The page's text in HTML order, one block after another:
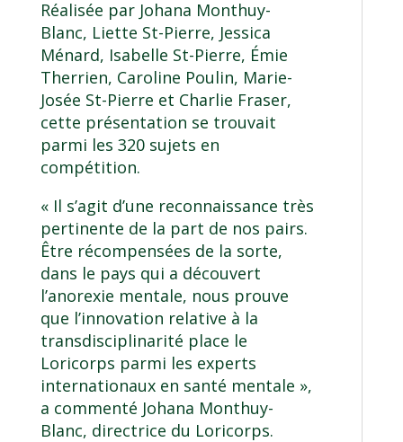
Réalisée par Johana Monthuy-
Blanc, Liette St-Pierre, Jessica
Ménard, Isabelle St-Pierre, Émie
Therrien, Caroline Poulin, Marie-
Josée St-Pierre et Charlie Fraser,
cette présentation se trouvait
parmi les 320 sujets en
compétition.
« Il s’agit d’une reconnaissance très
pertinente de la part de nos pairs.
Être récompensées de la sorte,
dans le pays qui a découvert
l’anorexie mentale, nous prouve
que l’innovation relative à la
transdisciplinarité place le
Loricorps parmi les experts
internationaux en santé mentale »,
a commenté Johana Monthuy-
Blanc, directrice du Loricorps.